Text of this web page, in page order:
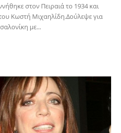
στον Πειραιά το 1934 και
Κωστή Μιχαηλίδη.Δούλεψε για
με...